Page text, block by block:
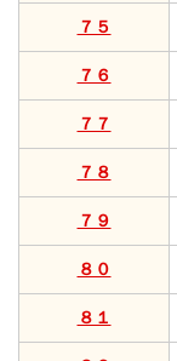
７５
７６
７７
７８
７９
８０
８１